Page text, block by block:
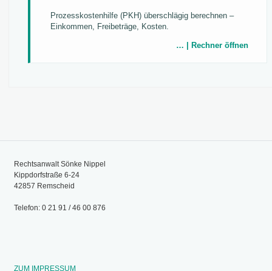
Prozesskostenhilfe (PKH) überschlägig berechnen –
Einkommen, Freibeträge, Kosten.
… | Rechner öffnen
Rechtsanwalt Sönke Nippel
Kippdorfstraße 6-24
42857 Remscheid
Telefon: 0 21 91 / 46 00 876
ZUM IMPRESSUM